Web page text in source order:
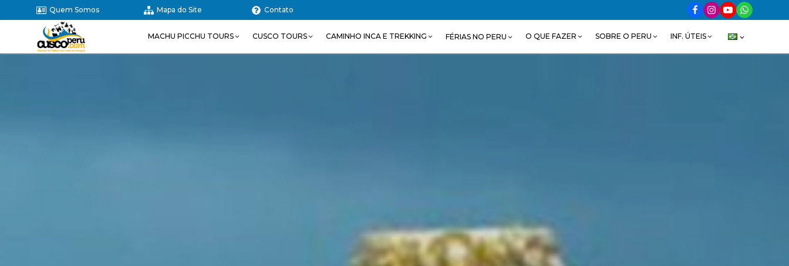
Quem Somos Mapa do Site Contato
MACHU PICCHU TOURS CUSCO TOURS CAMINHO INCA E TREKKING FÉRIAS NO PERU O QUE FAZER SOBRE O PERU INF. ÚTEIS